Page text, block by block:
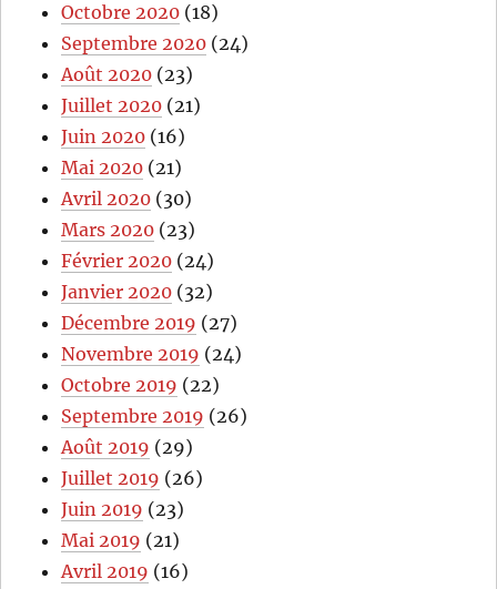
Octobre 2020 (18)
Septembre 2020 (24)
Août 2020 (23)
Juillet 2020 (21)
Juin 2020 (16)
Mai 2020 (21)
Avril 2020 (30)
Mars 2020 (23)
Février 2020 (24)
Janvier 2020 (32)
Décembre 2019 (27)
Novembre 2019 (24)
Octobre 2019 (22)
Septembre 2019 (26)
Août 2019 (29)
Juillet 2019 (26)
Juin 2019 (23)
Mai 2019 (21)
Avril 2019 (16)